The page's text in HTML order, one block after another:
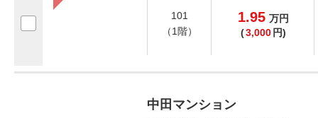
101
（1階）
1.95 万円
(3,000 円)
中田マンション